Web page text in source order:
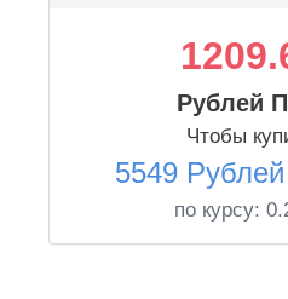
Рублей
Чтобы
5549
по курсу: